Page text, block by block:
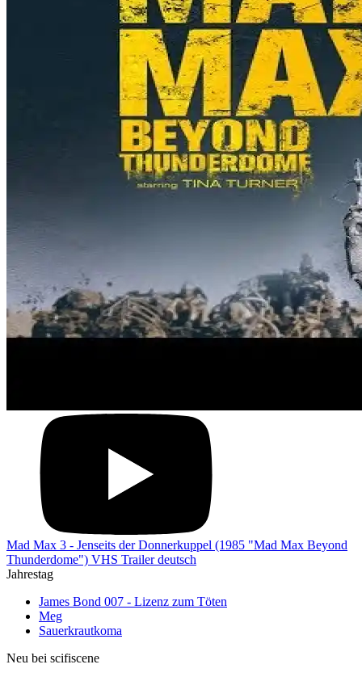
Mad Max 3 - Jenseits der Donnerkuppel (1985 "Mad Max Beyond
Thunderdome") VHS Trailer deutsch
Jahrestag
James Bond 007 - Lizenz zum Töten
Meg
Sauerkrautkoma
Neu bei scifiscene